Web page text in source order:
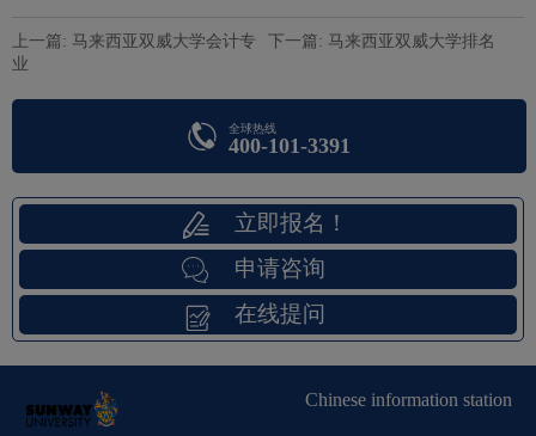
上一篇: 马来西亚双威大学会计专
业
下一篇: 马来西亚双威大学排名
全球热线
400-101-3391
立即报名！
申请咨询
在线提问
Chinese information station